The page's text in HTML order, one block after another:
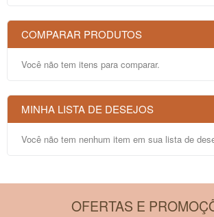
COMPARAR PRODUTOS
Você não tem itens para comparar.
MINHA LISTA DE DESEJOS
Você não tem nenhum item em sua lista de
OFERTAS E